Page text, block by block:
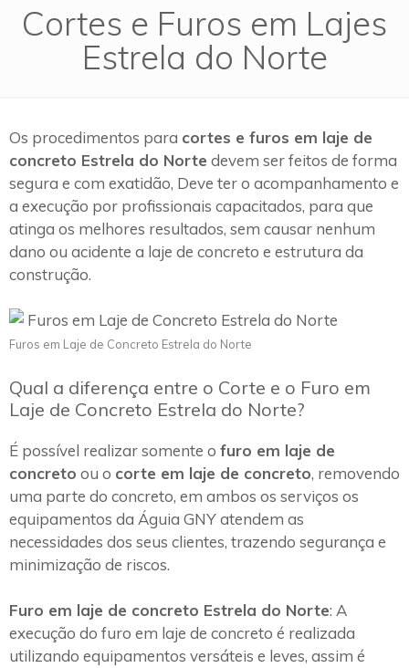
Cortes e Furos em Lajes
Estrela do Norte
Os procedimentos para cortes e furos em laje de
concreto Estrela do Norte devem ser feitos de forma
segura e com exatidão, Deve ter o acompanhamento e
a execução por profissionais capacitados, para que
atinga os melhores resultados, sem causar nenhum
dano ou acidente a laje de concreto e estrutura da
construção.
Furos em Laje de Concreto Estrela do Norte
Qual a diferença entre o Corte e o Furo em
Laje de Concreto Estrela do Norte?
É possível realizar somente o furo em laje de
concreto ou o corte em laje de concreto, removendo
uma parte do concreto, em ambos os serviços os
equipamentos da Águia GNY atendem as
necessidades dos seus clientes, trazendo segurança e
minimização de riscos.
Furo em laje de concreto Estrela do Norte: A
execução do furo em laje de concreto é realizada
utilizando equipamentos versáteis e leves, assim é